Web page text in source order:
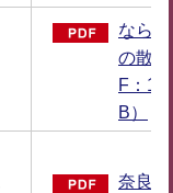
なら
の散
F：
B）
奈良